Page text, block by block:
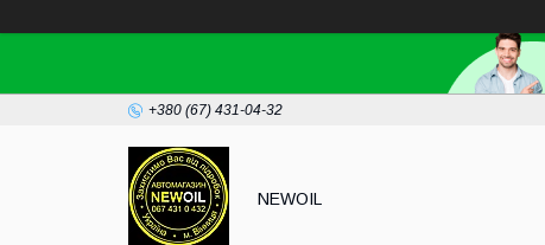
+380 (67) 431-04-32
NEWOIL